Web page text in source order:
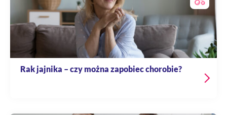
Rak jajnika – czy można zapobiec chorobie?